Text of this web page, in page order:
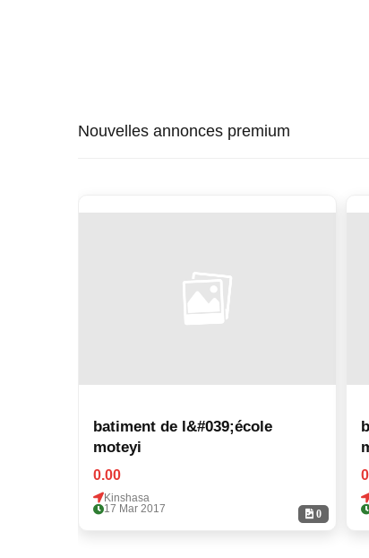
Nouvelles annonces premium
0
batiment de l&#039;école
moteyi
0.00
Kinshasa
17 Mar 2017